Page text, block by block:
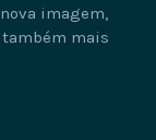
imagem,
mais